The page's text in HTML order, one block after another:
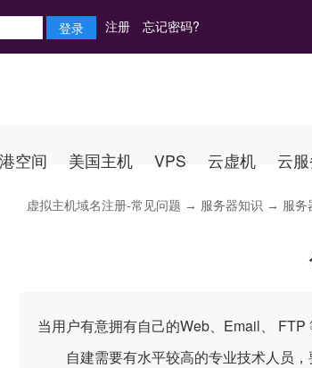
注册 忘记密码?
空间 美国主机 VPS 云虚机 云
虚拟主机域名注册-常见问题 → 服务器知识 → 服务
当用户有意拥有自己的Web、Email、 FTP
自建需要有水平较高的专业技术人员，